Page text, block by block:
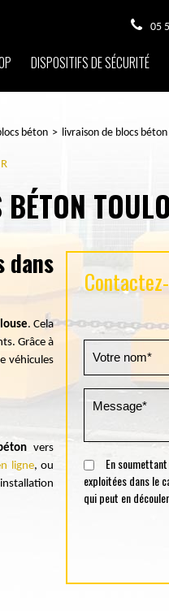
05
DISPOSITIFS DE SÉCURITÉ
béton livraison de blocs béton
dans
. Cela
Grâce à
véhicules
vers
ligne, ou
En
exploitées dans le
qui peut en découler.